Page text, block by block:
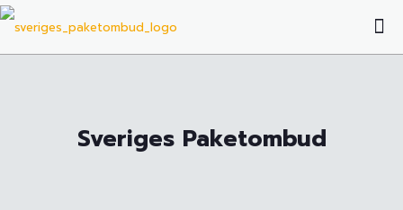
Sveriges Paketombud